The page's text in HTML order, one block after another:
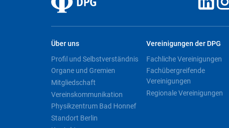
Über uns
Profil und Selbstverständnis
Organe und Gremien
Mitgliedschaft
Vereinskommunikation
Physikzentrum Bad Honnef
Standort Berlin
Vereinigungen der DPG
Fachliche Vereinigungen
Fachübergreifende
Vereinigungen
Regionale Vereinigungen